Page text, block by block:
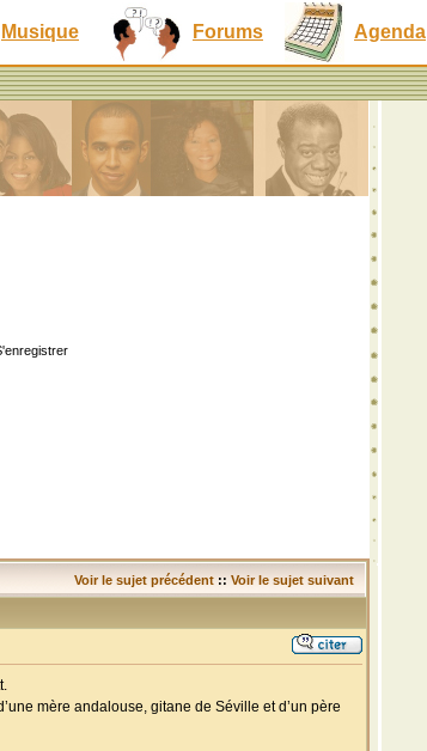
Musique Forums Agenda
Voir le sujet précédent :: Voir le sujet suivant
mère andalouse, gitane de Séville et d’un père